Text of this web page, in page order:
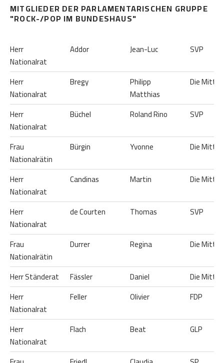
MITGLIEDER DER PARLAMENTARISCHEN GRUPPE
"ROCK-/POP IM BUNDESHAUS"
Herr
Nationalrat
Addor Jean-Luc SVP
Herr
Nationalrat
Bregy
Philipp
Matthias
Die Mitte
Herr
Nationalrat
Büchel Roland Rino SVP
Frau
Nationalrätin
Bürgin Yvonne Die Mitte
Herr
Nationalrat
Candinas Martin Die Mitte
Herr
Nationalrat
de Courten Thomas SVP
Frau
Nationalrätin
Durrer Regina Die Mitte
Herr Ständerat Fässler Daniel
Die Mitte
Herr
Nationalrat
Feller Olivier FDP
Herr
Nationalrat
Flach Beat GLP